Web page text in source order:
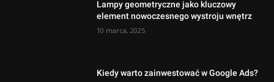
Lampy geometryczne jako kluczowy
element nowoczesnego wystroju wnętrz
10 marca, 2025
Kiedy warto zainwestować w Google Ads?